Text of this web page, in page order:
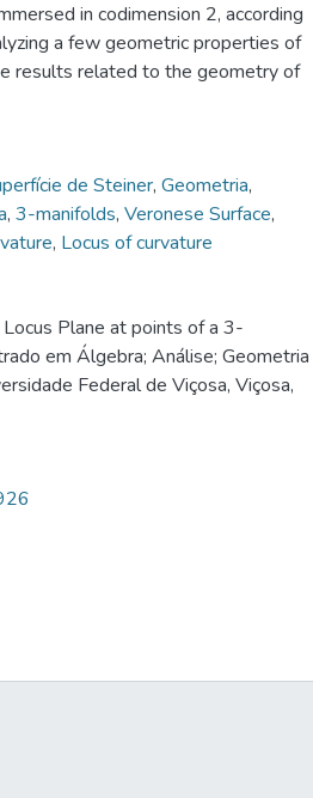
in codimension 2, according
a few geometric properties of
results related to the geometry of
de Steiner, Geometria,
, 3-manifolds, Veronese Surface,
, Locus of curvature
Plane at points of a 3-
em Álgebra; Análise; Geometria
Federal de Viçosa, Viçosa,